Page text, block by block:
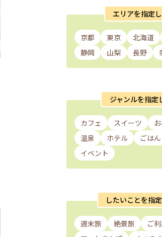
エリアを指定
京都 東京 北海道
静岡
山梨 長野
ジャンルを指定
カフェ スイーツ
温泉
ホテル ごはん
イベント
したいことを指
週末旅 絶景旅
ご